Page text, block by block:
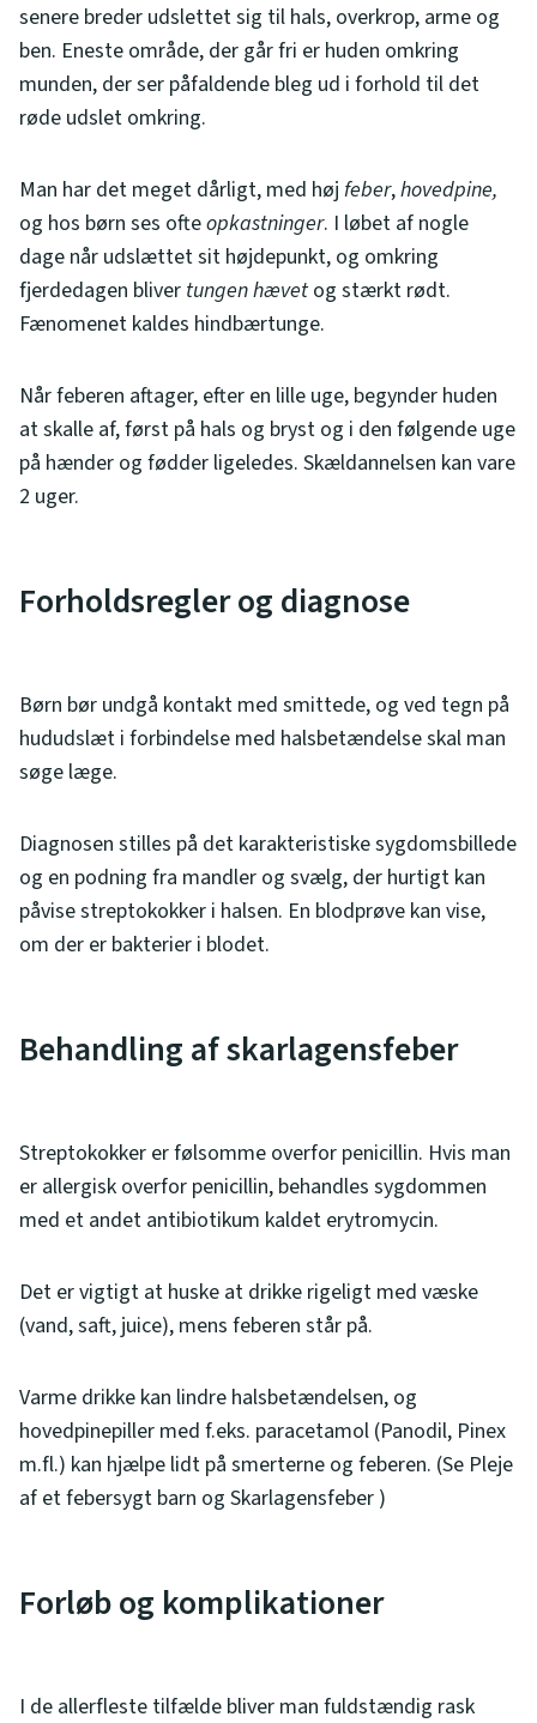
senere breder udslettet sig til hals, overkrop, arme og
ben. Eneste område, der går fri er huden omkring
munden, der ser påfaldende bleg ud i forhold til det
røde udslet omkring.
Man har det meget dårligt, med høj feber,hovedpine,
og hos børn ses ofteopkastninger. I løbet af nogle
dage når udslættet sit højdepunkt, og omkring
fjerdedagen bliver tungenhævet og stærkt rødt.
Fænomenet kaldes hindbærtunge.
Når feberen aftager, efter en lille uge, begynder huden
at skalle af, først på hals og bryst og i den følgende uge
på hænder og fødder ligeledes. Skældannelsen kan vare
2 uger.
Forholdsregler og diagnose
Børn bør undgå kontakt med smittede, og ved tegn på
hududslæt i forbindelse med halsbetændelse skal man
søge læge.
Diagnosen stilles på det karakteristiske sygdomsbillede
og en podning fra mandler og svælg, der hurtigt kan
påvise streptokokker i halsen. En blodprøve kan vise,
om der er bakterier i blodet.
Behandling af skarlagensfeber
Streptokokker er følsomme overfor penicillin. Hvis man
er allergisk overfor penicillin, behandles sygdommen
med et andet antibiotikum kaldet erytromycin.
Det er vigtigt at huske at drikke rigeligt med væske
(vand, saft, juice), mens feberen står på.
Varme drikke kan lindre halsbetændelsen, og
hovedpinepiller med f.eks. paracetamol (Panodil, Pinex
m.fl.) kan hjælpe lidt på smerterne og feberen. (Se Pleje
af et febersygt barn og Skarlagensfeber )
Forløb og komplikationer
I de allerfleste tilfælde bliver man fuldstændig rask